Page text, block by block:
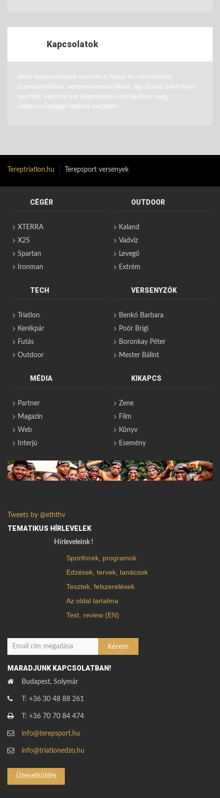
Kapcsolatok
Aktív kapcsolataink vannak a hazai és nemzetközi
szervezetekkel, versenyrendezőkkel, így szinte bármilyen
sporttal, versennyel kapcsolatos kérdésben nagy
valószínűséggel tudunk segíteni.
Tereptriatlon.hu Terepsport versenyek
CÉGÉR
XTERRA
X2S
Spartan
Ironman
OUTDOOR
Kaland
Vadvíz
Levegő
Extrém
TECH
Triatlon
Kerékpár
Futás
Outdoor
VERSENYZŐK
Benkó Barbara
Poór Brigi
Boronkay Péter
Mester Bálint
MÉDIA
Partner
Magazin
Web
Interjú
KIKAPCS
Zene
Film
Könyv
Esemény
Tweets by @eththv
TEMATIKUS HÍRLEVELEK
Hírleveleink !
Sporthírek, programok
Edzések, tervek, tanácsok
Tesztek, felszerelések
Az oldal tartalma
Test, review (EN)
MARADJUNK KAPCSOLATBAN!
Budapest, Solymár
T: +36 30 48 88 261
T: +36 70 70 84 474
info@terepsport.hu
info@triatlonedzo.hu
Üzenetküldés